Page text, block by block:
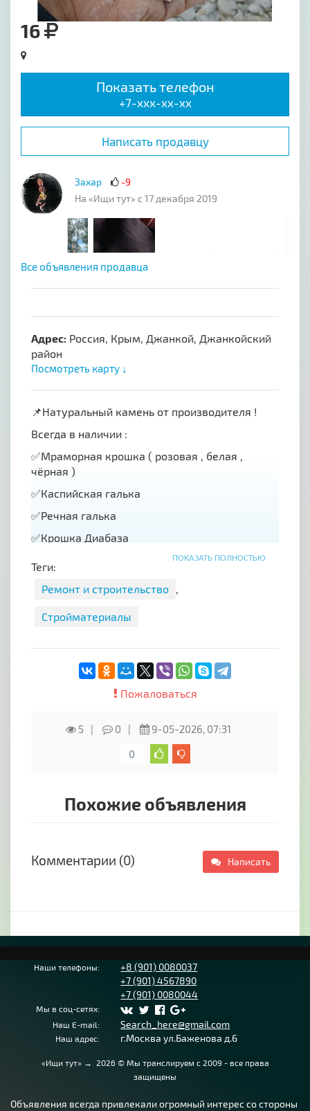
16
Показать телефон
+7-xxx-xx-xx
Написать продавцу
Захар
-9
На «Ищи тут» с 17 декабря 2019
Все объявления продавца
Адрес: Россия, Крым, Джанкой, Джанкойский
район
Посмотреть карту ↓
📌Натуральный камень от производителя !
Всегда в наличии :
✅Мраморная крошка ( розовая , белая ,
чёрная )
✅Каспийская галька
✅Речная галька
✅Крошка Диабаза
✅Большой ассортимент галтованного камня
✅Булыжники всевозможных форм , цветов,
размеров
✅Эксклюзивные валуны
Наш специалист Всегда расскажет и
подскажет Вам какой материал выбрать для
создания красоты на Вашем участке
Всегда рады видеть Вас на нашем складе по
https://rustkamen82.ru/
ПОКАЗАТЬ ПОЛНОСТЬЮ
Теги:
Ремонт и строительство ,
Стройматериалы
Пожаловаться
5 0
9-05-2026, 07:31
0
Похожие объявления
Комментарии (0) Написать
Наши телефоны:
+8 (901) 0080037
+7 (901) 4567890
+7 (901) 0080044
Мы в соц-сетях:
Наш E-mail:
Search_here@gmail.com
Наш адрес: г.Москва ул.Баженова д.6
«Ищи тут» → 2026© Мы транслируем с 2009 - все права
защищены
Объявления всегда привлекали огромный интерес со стороны